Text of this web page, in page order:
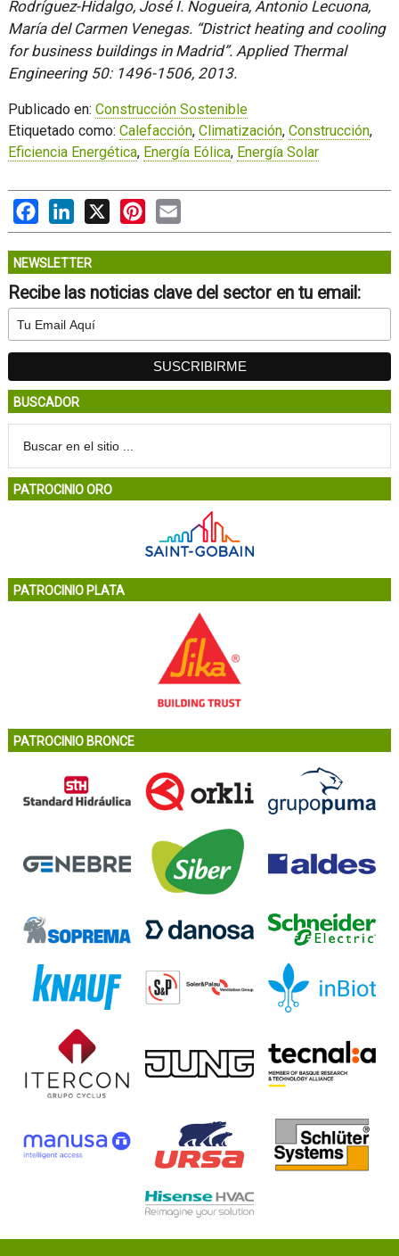
Rodríguez-Hidalgo, José I. Nogueira, Antonio Lecuona,
María del Carmen Venegas. “District heating and cooling
for business buildings in Madrid”. Applied Thermal
Engineering 50: 1496-1506, 2013.
Publicado en: Construcción Sostenible
Etiquetado como: Calefacción, Climatización, Construcción,
Eficiencia Energética, Energía Eólica, Energía Solar
FacebookLinkedIn
X PinterestEmail
NEWSLETTER
Recibe las noticias clave del sector en tu email:
BUSCADOR
PATROCINIO ORO
PATROCINIO PLATA
PATROCINIO BRONCE